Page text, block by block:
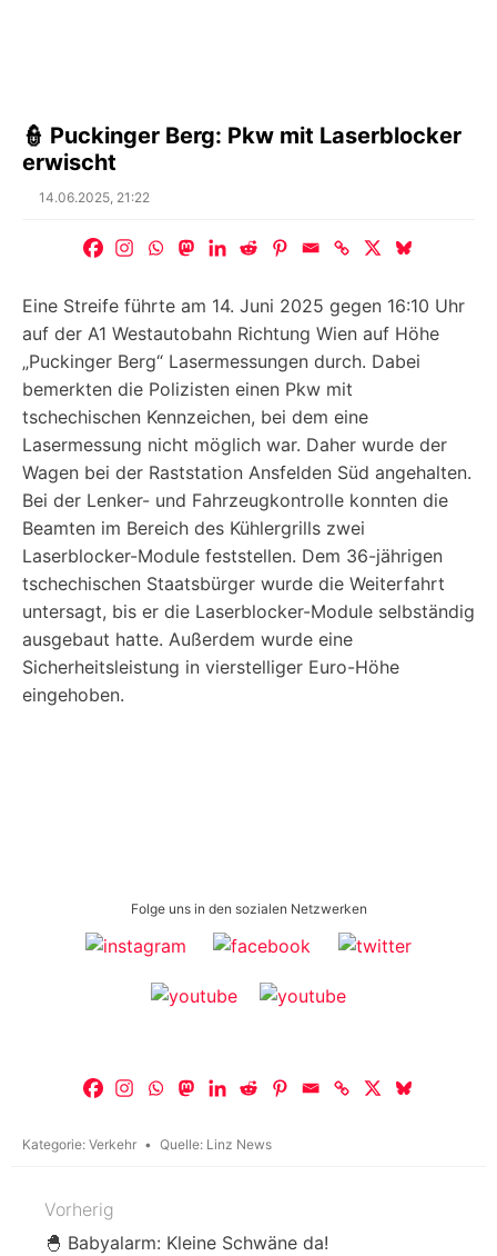
👮 Puckinger Berg: Pkw mit Laserblocker
erwischt
Posted
14.06.2025, 21:22
Eine Streife führte am 14. Juni 2025 gegen 16:10 Uhr
auf der A1 Westautobahn Richtung Wien auf Höhe
„Puckinger Berg“ Lasermessungen durch. Dabei
bemerkten die Polizisten einen Pkw mit
tschechischen Kennzeichen, bei dem eine
Lasermessung nicht möglich war. Daher wurde der
Wagen bei der Raststation Ansfelden Süd angehalten.
Bei der Lenker- und Fahrzeugkontrolle konnten die
Beamten im Bereich des Kühlergrills zwei
Laserblocker-Module feststellen. Dem 36-jährigen
tschechischen Staatsbürger wurde die Weiterfahrt
untersagt, bis er die Laserblocker-Module selbständig
ausgebaut hatte. Außerdem wurde eine
Sicherheitsleistung in vierstelliger Euro-Höhe
eingehoben.
Folge uns in den sozialen Netzwerken
Kategorie: Verkehr Quelle: Linz News
Beitragsnavigation
Vorherig
🐣 Babyalarm: Kleine Schwäne da!